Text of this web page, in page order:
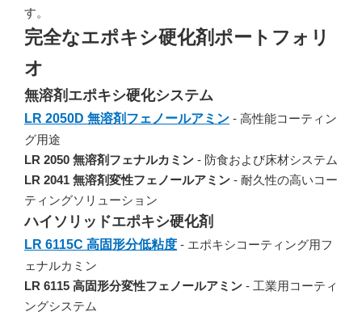
す。
完全なエポキシ硬化剤ポートフォリ
オ
無溶剤エポキシ硬化システム
LR 2050D 無溶剤フェノールアミン - 高性能コーティン
グ用途
LR 2050 無溶剤フェナルカミン - 防食および床材システム
LR 2041 無溶剤変性フェノールアミン - 耐久性の高いコー
ティングソリューション
ハイソリッドエポキシ硬化剤
LR 6115C 高固形分低粘度 - エポキシコーティング用フ
ェナルカミン
LR 6115 高固形分変性フェノールアミン - 工業用コーティ
ングシステム